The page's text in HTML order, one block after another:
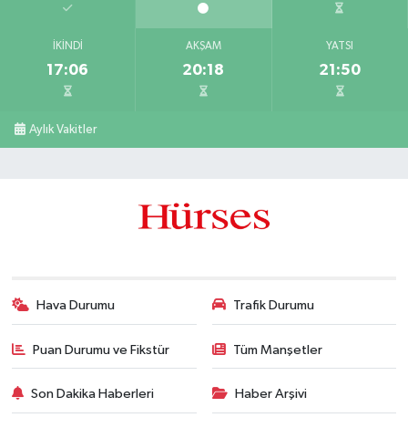
İKINDI
17:06
AKŞAM
20:18
YATSI
21:50
Aylık Vakitler
Hava Durumu Trafik Durumu
Puan Durumu ve Fikstür Tüm Manşetler
Son Dakika Haberleri Haber Arşivi